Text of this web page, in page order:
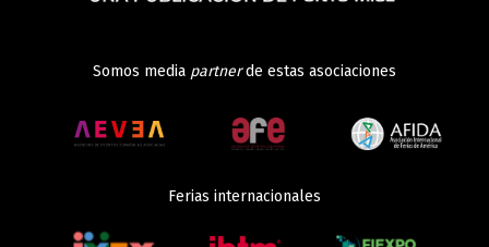
Somos media partnerde estas asociaciones
Ferias internacionales